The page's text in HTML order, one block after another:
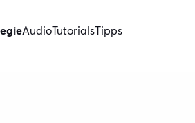
AudioTutorialsTipps